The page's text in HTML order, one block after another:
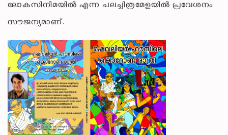
ലോകസിനിമയിൽ എന്ന ചലച്ചിത്രമേളയിൽ പ്രവേശനം
സൗജന്യമാണ്.